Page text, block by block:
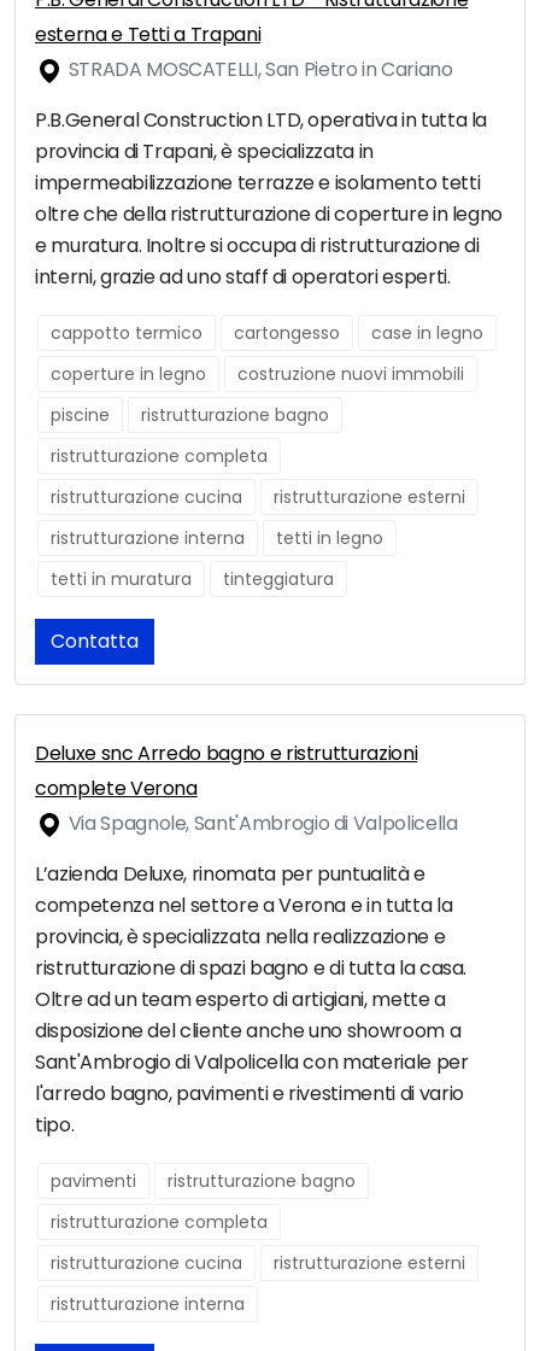
esterna e Tetti a Trapani
STRADA MOSCATELLI, San Pietro in Cariano
P.B.General Construction LTD, operativa in tutta la
provincia di Trapani, è specializzata in
impermeabilizzazione terrazze e isolamento tetti
oltre che della ristrutturazione di coperture in legno
e muratura. Inoltre si occupa di ristrutturazione di
interni, grazie ad uno staff di operatori esperti.
cappotto termico cartongesso
case in legno
coperture in legno
costruzione nuovi immobili
piscine
ristrutturazione bagno
ristrutturazione completa
ristrutturazione cucina
ristrutturazione esterni
ristrutturazione interna
tetti in legno
tetti in muratura
tinteggiatura
Contatta
Deluxe snc Arredo bagno e ristrutturazioni
complete Verona
Via Spagnole, Sant'Ambrogio di Valpolicella
L’azienda Deluxe, rinomata per puntualità e
competenza nel settore a Verona e in tutta la
provincia, è specializzata nella realizzazione e
ristrutturazione di spazi bagno e di tutta la casa.
Oltre ad un team esperto di artigiani, mette a
disposizione del cliente anche uno showroom a
Sant'Ambrogio di Valpolicella con materiale per
l'arredo bagno, pavimenti e rivestimenti di vario
tipo.
pavimenti
ristrutturazione bagno
ristrutturazione completa
ristrutturazione cucina
ristrutturazione esterni
ristrutturazione interna